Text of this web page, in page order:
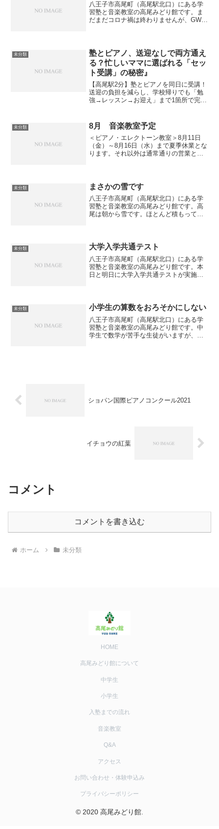
八王子市高尾町（高尾駅北口）にある学
習塾と音楽教室の高尾みどり館です。ま
だまだコロナ禍は終わりませんが、GWは
多く頂いております。学...
未分類
塾とピアノ、送迎なしで両方通え
る？忙しいママに選ばれる「セッ
ト受講」の秘密』
【高尾駅2分】塾とピアノを同日に受講！
送迎の負担を減らし、学校帰りでも「勉
強→レッスン→お迎え」まで1箇所で完
「学音両道」で、お子様の成長を多方面
から応援します。
未分類 8月 音楽教室予定
＜ピアノ・エレクトーン教室＞8月11日
（金）～8月16日（水）まで夏季休業とな
ります。それ以外は通常通りの営業とな
お休み...
未分類 まさかの雪です
八王子市高尾町（高尾駅北口）にある学
習塾と音楽教室の高尾みどり館です。高
尾は朝から雪です。ほとんど積もってい
でエアコンをつけたくな...
未分類 大学入学共通テスト
八王子市高尾町（高尾駅北口）にある学
習塾と音楽教室の高尾みどり館です。本
日と明日に大学入学共通テストが実施さ
試までおよそ30年に...
未分類 小学生の算数をおろそかにしない
八王子市高尾町（高尾駅北口）にある学
習塾と音楽教室の高尾みどり館です。中
学生で数学が苦手な生徒がいますが、よ
ショパン国際ピアノコンクール2021
イチョウの紅葉
コメント
コメントを書き込む
ホーム 未分類
HOME
高尾みどり館について
中学生
小学生
入塾までの流れ
音楽教室
Q&A
アクセス
お問い合わせ・体験申込み
プライバシーポリシー
© 2020 高尾みどり館.